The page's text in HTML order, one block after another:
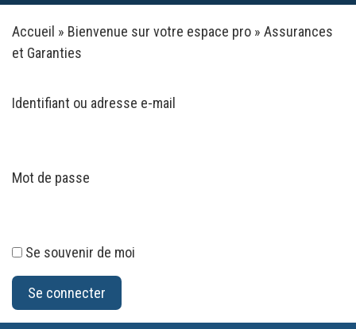
Accueil » Bienvenue sur votre espace pro » Assurances
et Garanties
Identifiant ou adresse e-mail
Mot de passe
Se souvenir de moi